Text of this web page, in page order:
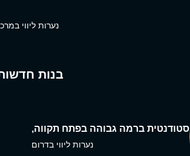
נערות ליווי
בנות
סטודנטית ברמה גבוהה בפתח תקווה,
נערות ליווי בדרום